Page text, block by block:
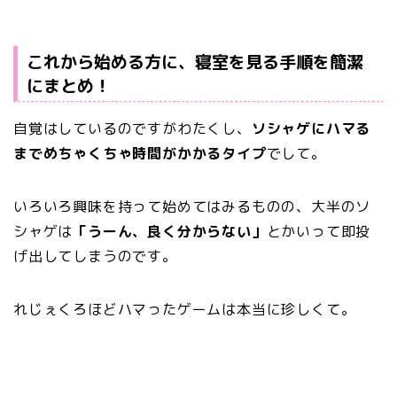
これから始める方に、寝室を見る手順を簡潔
にまとめ！
自覚はしているのですがわたくし、 ソシャゲにハマる
までめちゃくちゃ時間がかかるタイプでして。
いろいろ興味を持って始めてはみるものの、大半のソ
シャゲは 「うーん、良く分からない」 とかいって即投
げ出してしまうのです。
れじぇくろほどハマったゲームは本当に珍しくて。